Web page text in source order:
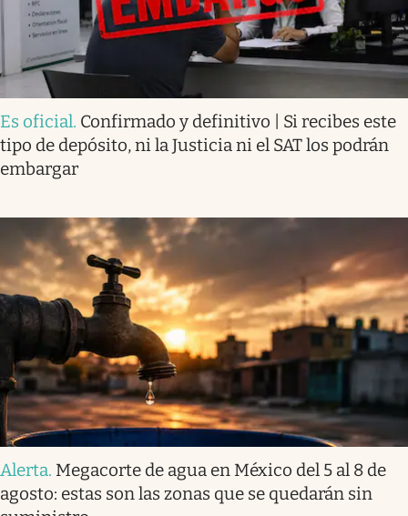
Es oficial. Confirmado y definitivo | Si recibes este
tipo de depósito, ni la Justicia ni el SAT los podrán
embargar
Alerta. Megacorte de agua en México del 5 al 8 de
agosto: estas son las zonas que se quedarán sin